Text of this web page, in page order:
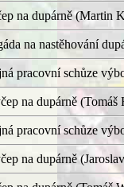
na dupárně (Martin
na nastěhování
pracovní schůze
na dupárně (Tomáš
pracovní schůze
na dupárně